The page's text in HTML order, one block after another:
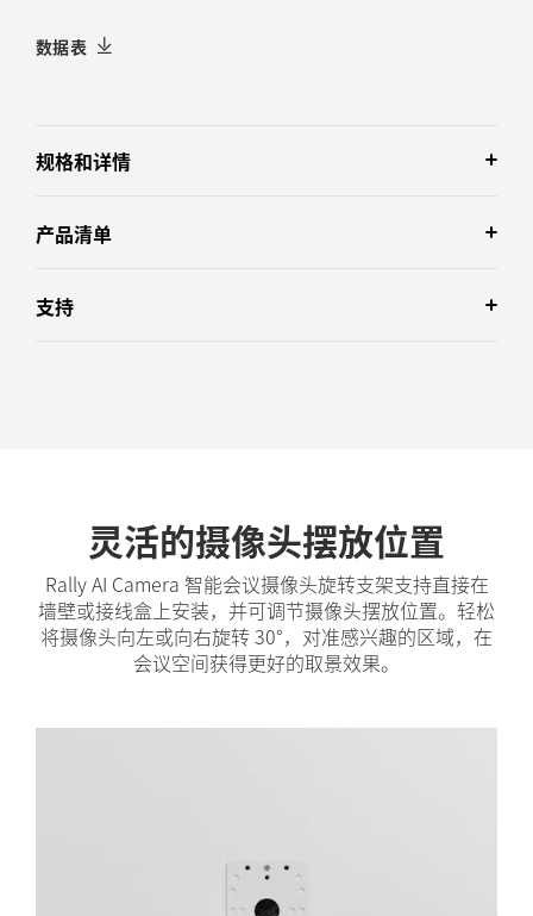
数据表
规格和详情
产品清单
支持
灵活的摄像头摆放位置
Rally AI Camera 智能会议摄像头旋转支架支持直接在
墙壁或接线盒上安装，并可调节摄像头摆放位置。轻松
将摄像头向左或向右旋转 30°，对准感兴趣的区域，在
会议空间获得更好的取景效果。